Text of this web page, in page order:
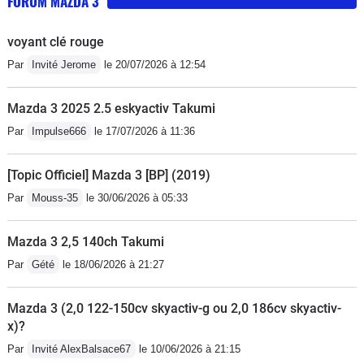
celle annoncée par le constructeur. Je suis déçu.
assemblé. Le tableau de bord ne ressemble pas à une
guirlandes lumineuses façon boîte de nuit, une
interface non tactile intuitive et sécurisante sans
voiture quoi ! Pas le macumba ni le prolongement de
mon bureau d'ordinateur - la finition est remarquable.
Je ne vois aucune compact aujourd'hui mieux finie.
Ainsi, les boutons crantés sont en métal, tout comme
les grilles de Hp. Cette mazda 3 4ème génération est
au niveau de la précédente génération d'audi a3, et au
dessus de la golf 7ème génération - le moteur est
suffisamment puissant. Ce n'est pas une fusée mais il y
a de quoi doubler en toutes circonstances. Mais à
condition de rétrograder et monter dans les tours
chercher la puissance. La voiture ne se conduit pas
comme une voiture turbo diesel menée sur le couple
voyant clé rouge
Par Invité Jerome le 20/07/2026 à 12:54
Mazda 3 2025 2.5 eskyactiv Takumi
Par Impulse666 le 17/07/2026 à 11:36
[Topic Officiel] Mazda 3 [BP] (2019)
Par Mouss-35 le 30/06/2026 à 05:33
Mazda 3 2,5 140ch Takumi
Par Gété le 18/06/2026 à 21:27
Mazda 3 (2,0 122-150cv skyactiv-g ou 2,0 186cv skyactiv-
x)?
Par Invité AlexBalsace67 le 10/06/2026 à 21:15